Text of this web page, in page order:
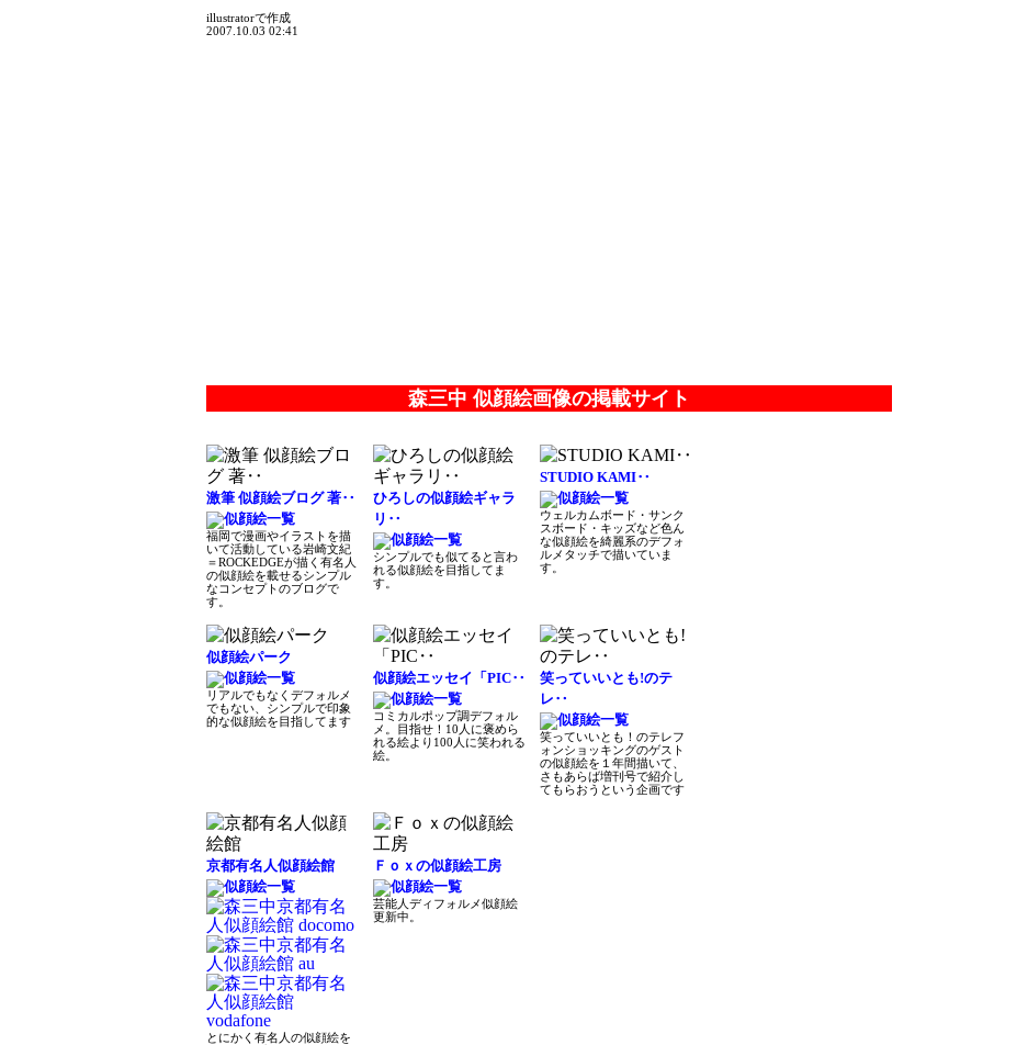
illustratorで作成
2007.10.03 02:41
森三中 似顔絵画像の掲載サイト
激筆 似顔絵ブログ 著‥
福岡で漫画やイラストを描
いて活動している岩崎文紀
＝ROCKEDGEが描く有名人
の似顔絵を載せるシンプル
なコンセプトのブログで
す。
ひろしの似顔絵ギャラ
リ‥
シンプルでも似てると言わ
れる似顔絵を目指してま
す。
STUDIO KAMI‥
ウェルカムボード・サンク
スボード・キッズなど色ん
な似顔絵を綺麗系のデフォ
ルメタッチで描いていま
す。
似顔絵パーク
リアルでもなくデフォルメ
でもない、シンプルで印象
的な似顔絵を目指してます
似顔絵エッセイ「PIC‥
コミカルポップ調デフォル
メ。目指せ！10人に褒めら
れる絵より100人に笑われる
絵。
笑っていいとも!のテ
レ‥
笑っていいとも！のテレフ
ォンショッキングのゲスト
の似顔絵を１年間描いて、
さもあらば増刊号で紹介し
てもらおうという企画です
京都有名人似顔絵館
とにかく有名人の似顔絵を
Ｆｏｘの似顔絵工房
芸能人ディフォルメ似顔絵
更新中。